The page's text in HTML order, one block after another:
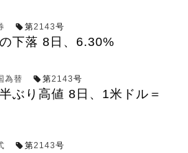
第2143号
下落 8日、6.30%
為替 第2143号
ぶり高値 8日、1米ドル＝
第2143号